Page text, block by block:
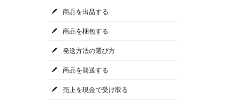
商品を出品する
商品を梱包する
発送方法の選び方
商品を発送する
売上を現金で受け取る